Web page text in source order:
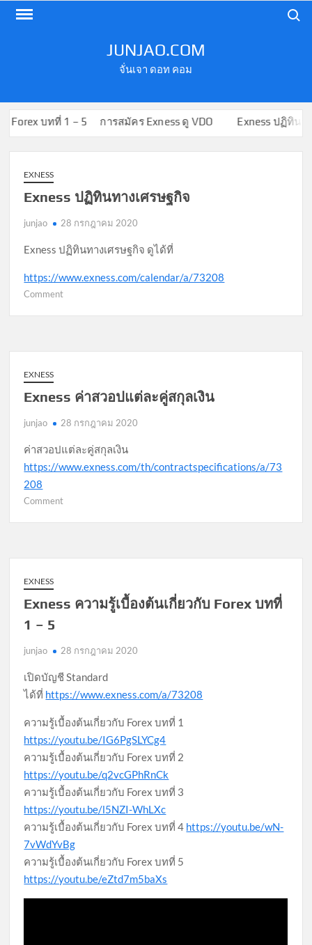
Skip
JUNJAO.COM
จั่นเจา ดอท คอม
บทที่ 1 – 5 การสมัคร Exness ดู VDO Exness ปฏิทินทางเ
EXNESS
Exness ปฏิทินทางเศรษฐกิจ
junjao 28 กรกฎาคม 2020
Exness ปฏิทินทางเศรษฐกิจ ดูได้ที่
https://www.exness.com/calendar/a/73208
Commenton
เศรษฐกิจ
EXNESS
Exness ค่าสวอปแต่ละคู่สกุลเงิน
junjao 28 กรกฎาคม 2020
ค่าสวอปแต่ละคู่สกุลเงิน
https://www.exness.com/th/contractspecifications/a/73
208
Commenton
แต่ละ
เงิน
EXNESS
Exness ความรู้เบื้องต้นเกี่ยวกับ Forex บทที่
1 – 5
junjao 28 กรกฎาคม 2020
เปิดบัญชี Standard
ได้ที่ https://www.exness.com/a/73208
ความรู้เบื้องต้นเกี่ยวกับ Forex บทที่ 1
https://youtu.be/IG6PgSLYCg4
ความรู้เบื้องต้นเกี่ยวกับ Forex บทที่ 2
https://youtu.be/q2vcGPhRnCk
ความรู้เบื้องต้นเกี่ยวกับ Forex บทที่ 3
https://youtu.be/l5NZI-WhLXc
ความรู้เบื้องต้นเกี่ยวกับ Forex บทที่ 4 https://youtu.be/wN-
7vWdYvBg
ความรู้เบื้องต้นเกี่ยวกับ Forex บทที่ 5
https://youtu.be/eZtd7m5baXs